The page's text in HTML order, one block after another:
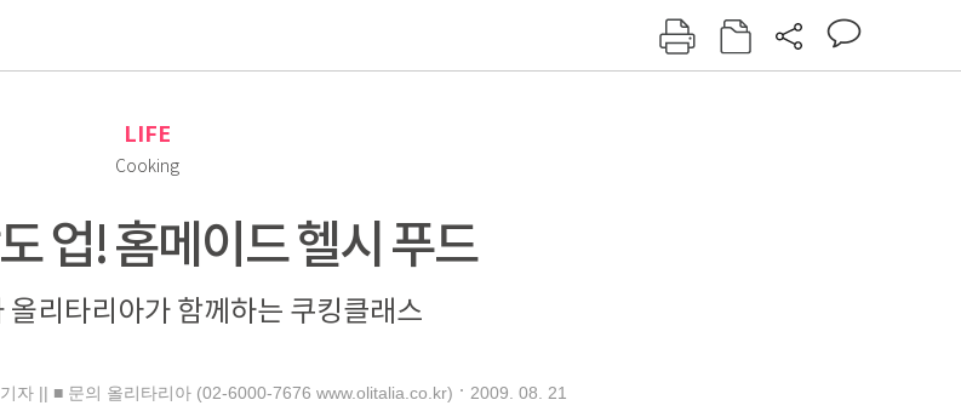
여성동아 동아일보
LIFE
Cooking
업! 홈메이드 헬시 푸드
올리타리아가 함께하는 쿠킹클래스
자 || ■ 문의 올리타리아 (02-6000-7676 www.olitalia.co.kr) 2009. 08. 21